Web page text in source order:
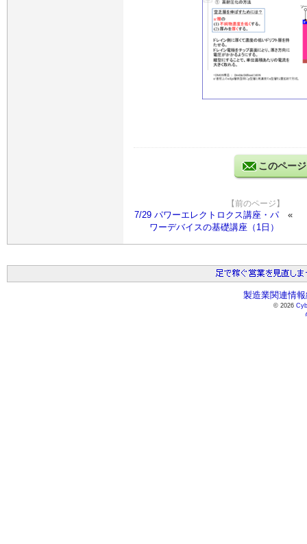
このペー
【前のページ】
7/29 パワーエレクトロクス講座・パ
ワーデバイスの基礎講座（1日）
製造業関連情
© 2026